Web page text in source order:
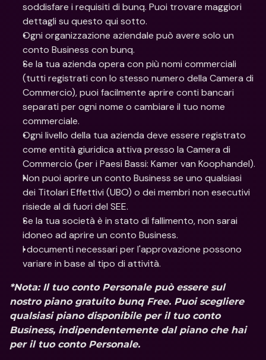
soddisfare i requisiti di bunq. Puoi trovare maggiori
dettagli su questo qui sotto.
Ogni organizzazione aziendale può avere solo un
conto Business con bunq.
Se la tua azienda opera con più nomi commerciali
(tutti registrati con lo stesso numero della Camera di
Commercio), puoi facilmente aprire conti bancari
separati per ogni nome o cambiare il tuo nome
commerciale.
Ogni livello della tua azienda deve essere registrato
come entità giuridica attiva presso la Camera di
Commercio (per i Paesi Bassi: Kamer van Koophandel).
Non puoi aprire un conto Business se uno qualsiasi
dei Titolari Effettivi (UBO) o dei membri non esecutivi
risiede al di fuori del SEE.
Se la tua società è in stato di fallimento, non sarai
idoneo ad aprire un conto Business.
I documenti necessari per l'approvazione possono
variare in base al tipo di attività.
*Nota: Il tuo conto Personale può essere sul
nostro piano gratuito bunq Free. Puoi scegliere
qualsiasi piano disponibile per il tuo conto
Business, indipendentemente dal piano che hai
per il tuo conto Personale.